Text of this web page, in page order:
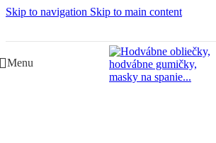
Skip to navigation Skip to main content
Menu